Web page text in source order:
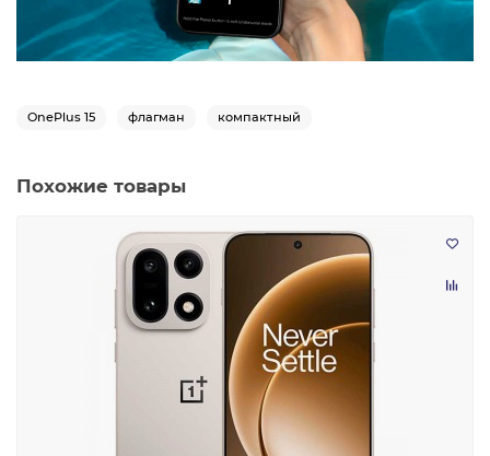
OnePlus 15 флагман компактный
Похожие товары